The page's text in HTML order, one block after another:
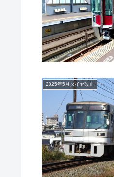
2025年5月ダイヤ改正